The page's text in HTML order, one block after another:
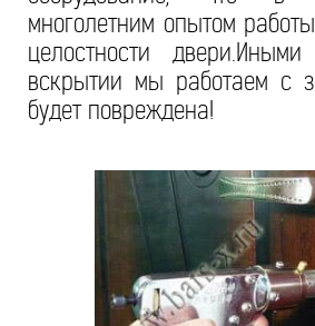
многолетним опытом
целостности
вскрытии мы работаем с
будет повреждена!